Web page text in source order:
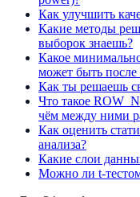
Как улучшить
Какие методы
выборок знаешь?
Какое
может быть после
Как ты решаешь
Что такое
чём между ними
Как оценить
анализа?
Какие слои
Можно ли t-